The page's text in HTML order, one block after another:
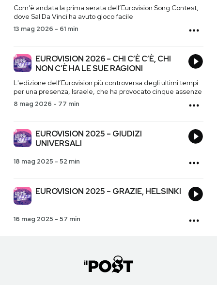
Com’è andata la prima serata dell’Eurovision Song Contest,
dove Sal Da Vinci ha avuto gioco facile
13 mag 2026 - 61 min
EUROVISION 2026 – CHI C’È C’È, CHI
NON C’È HA LE SUE RAGIONI
L'edizione dell’Eurovision più controversa degli ultimi tempi
per una presenza, Israele, che ha provocato cinque assenze
8 mag 2026 - 77 min
EUROVISION 2025 – GIUDIZI
UNIVERSALI
18 mag 2025 - 52 min
EUROVISION 2025 – GRAZIE, HELSINKI
16 mag 2025 - 57 min